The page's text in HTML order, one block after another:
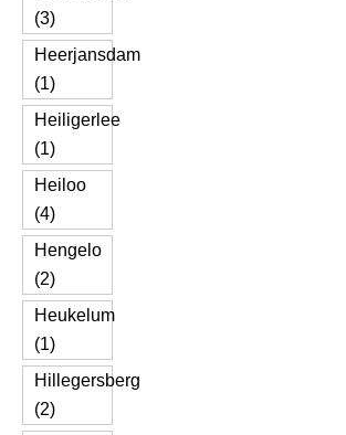
(3)
Heerjansdam
(1)
Heiligerlee
(1)
Heiloo
(4)
Hengelo
(2)
Heukelum
(1)
Hillegersberg
(2)